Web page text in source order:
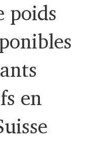
poids
en